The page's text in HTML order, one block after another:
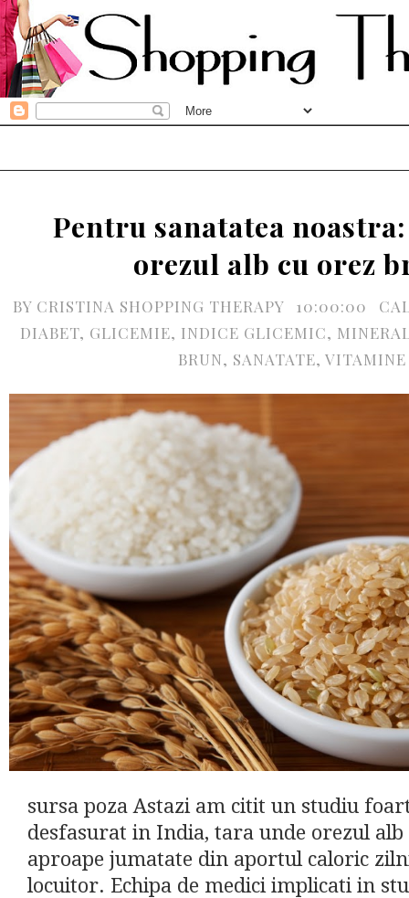
Pentru sanatatea
orezul alb cu orez
BY CRISTINA SHOPPING THERAPY 10:00:00
DIABET, GLICEMIE, INDICE GLICEMIC,
BRUN, SANATATE, VITAMINE
sursa poza Astazi am citit un studiu
desfasurat in India, tara unde orezul
aproape jumatate din aportul caloric
locuitor. Echipa de medici implicati in